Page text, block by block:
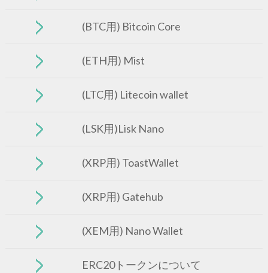
(BTC用) Bitcoin Core
(ETH用) Mist
(LTC用) Litecoin wallet
(LSK用)Lisk Nano
(XRP用) ToastWallet
(XRP用) Gatehub
(XEM用) Nano Wallet
ERC20トークンについて